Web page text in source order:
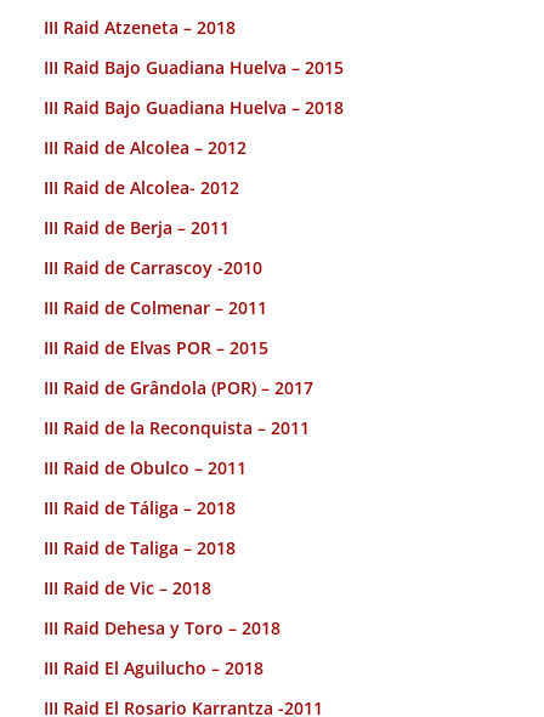
III Raid Atzeneta – 2018
III Raid Bajo Guadiana Huelva – 2015
III Raid Bajo Guadiana Huelva – 2018
III Raid de Alcolea – 2012
III Raid de Alcolea- 2012
III Raid de Berja – 2011
III Raid de Carrascoy -2010
III Raid de Colmenar – 2011
III Raid de Elvas POR – 2015
III Raid de Grândola (POR) – 2017
III Raid de la Reconquista – 2011
III Raid de Obulco – 2011
III Raid de Táliga – 2018
III Raid de Taliga – 2018
III Raid de Vic – 2018
III Raid Dehesa y Toro – 2018
III Raid El Aguilucho – 2018
III Raid El Rosario Karrantza -2011